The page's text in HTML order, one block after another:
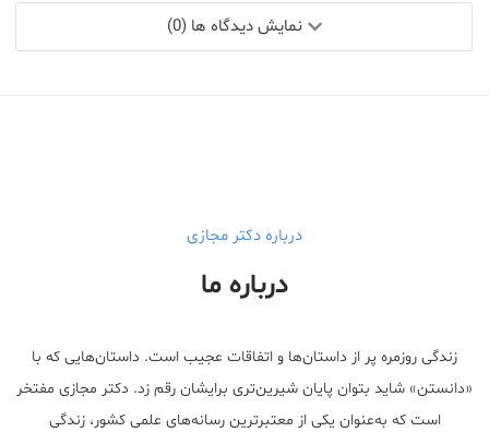
نمایش دیدگاه ها (0)
درباره دکتر مجازی
درباره ما
زندگی روزمره پر از داستان‌ها و اتفاقات عجیب است. داستان‌هایی که با
«دانستن» شاید بتوان پایان شیرین‌تری برایشان رقم زد. دکتر مجازی مفتخر
است که به‌عنوان یکی از معتبر‌ترین رسانه‌های علمی کشور، زندگی